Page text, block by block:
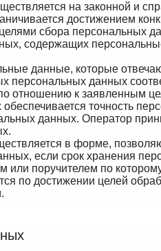
на законной и
достижением
сбора персональных
содержащих
данные, которые
данных
отношению к заявленным
точность
данных. Оператор
в форме,
если срок хранения
или поручителем по
по достижении целей